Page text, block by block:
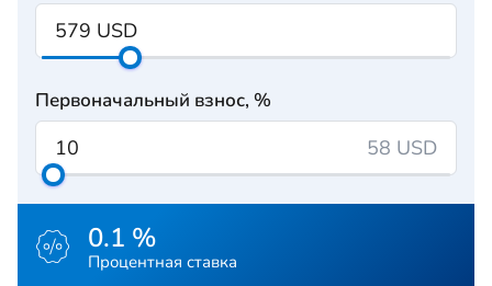
Первоначальный взнос, %
58 USD
0.1 %
Процентная ставка